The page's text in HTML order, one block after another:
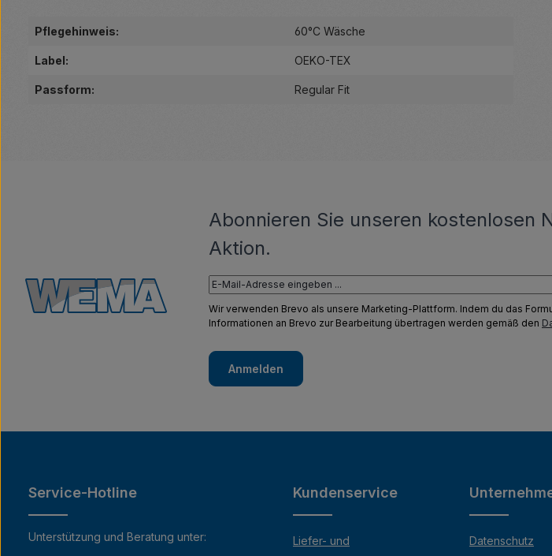
Pflegehinweis: 60°C Wäsche
Label: OEKO-TEX
Passform: Regular Fit
Abonnieren Sie unseren kostenlosen
Aktion.
Wir verwenden Brevo als unsere Marketing-Plattform. Indem du das
Informationen an Brevo zur Bearbeitung übertragen werden gemäß den
Anmelden
Service-Hotline
Unterstützung und Beratung unter:
Kundenservice
Liefer- und
Datenschutz